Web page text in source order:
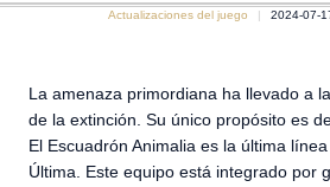
Actualizaciones del juego 2024-07-
La amenaza primordiana ha llevado a
de la extinción. Su único propósito es
El Escuadrón Animalia es la última
Última. Este equipo está integrado por